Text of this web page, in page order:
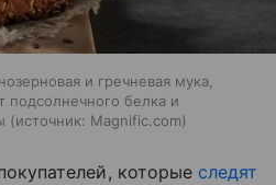
и гречневая мука,
подсолнечного белка и
источник: Magnific.com
которые следят